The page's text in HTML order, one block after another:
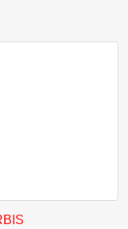
izberete na
ima več različic.